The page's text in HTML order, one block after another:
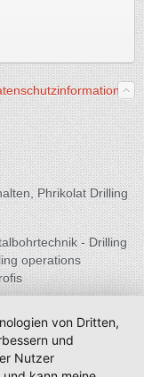
Phrikolat Drilling
- Drilling
operations
von Dritten,
und
Nutzer